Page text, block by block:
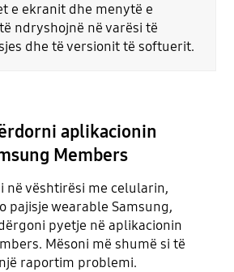
e ekranit dhe menytë e
ndryshojnë në varësi të
dhe të versionit të softuerit.
aplikacionin
Members
në vështirësi me celularin,
pajisje wearable Samsung,
pyetje në aplikacionin
Mësoni më shumë si të
raportim problemi.